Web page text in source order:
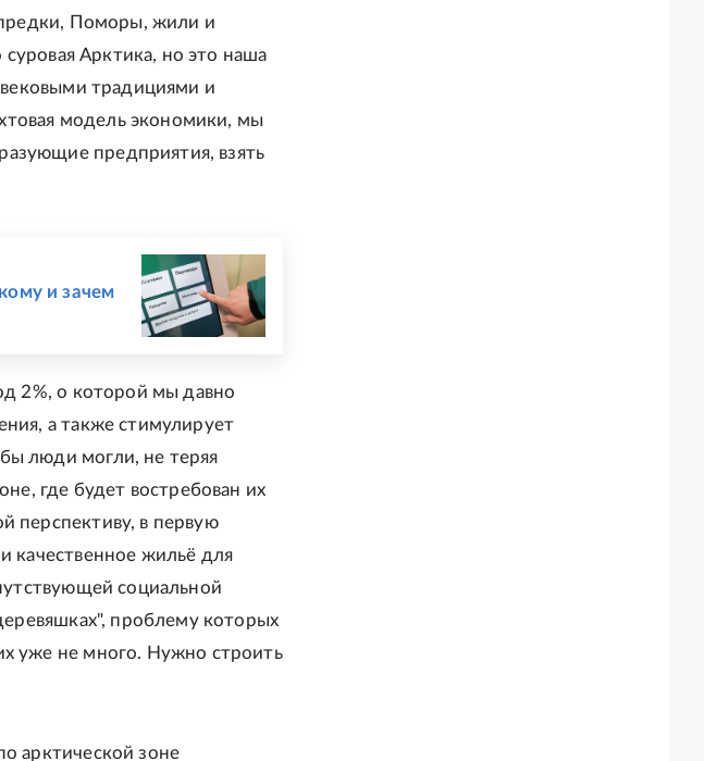
предки, Поморы, жили и
суровая Арктика, но это наша
традициями и
модель экономики, мы
предприятия, взять
и зачем
2%, о которой мы давно
а также стимулирует
люди могли, не теряя
где будет востребован их
перспективу, в первую
качественное жильё для
социальной
проблему которых
уже не много. Нужно строить
арктической зоне